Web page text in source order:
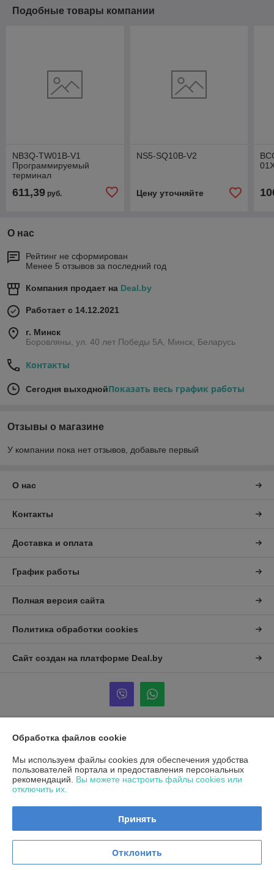
Подобные товары компании
NB3Q-TW01B-V1
Программируемый
терминал
611,39 руб.
NS5-SQ10B-V2
Цену уточняйте
О нас
Рейтинг не сформирован
Менее 5 отзывов за последний год
Компания продает на Deal.by
Работает с 14.12.2021
г. Минск
Боровляны, ул. 40 лет Победы 5A, Минск, Беларусь
Контакты
Сегодня выходнойПоказать весь график работы
Отзывы о магазине
У компании пока нет отзывов, добавьте первый
О нас
Контакты
Доставка и оплата
График работы
Полная версия сайта
Политика обработки cookies
Сайт создан на платформе Deal.by
Информация для покупателя
Юридическое лицо:Общество с ограниченной ответственностью
«Альтена»
223053, Минская обл., Минский р-н., Боровлянский с/с, д. Боровляны,
ул. 40 лет Победы, д. 5А, каб.25
Регистрационный орган: Минский райисполком
Дата регистрации компании: 04.11.2021
Обработка файлов cookie
Мы используем файлы cookies для обеспечения удобства
пользователей портала и предоставления персональных
рекомендаций. Вы можете настроить файлы cookies или
отключить их.
Принять
Отклонить